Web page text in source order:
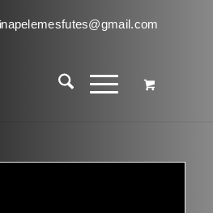
napelemesfutes@gmail.com